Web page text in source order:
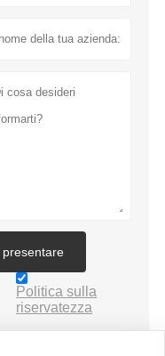
presentare
Politica sulla
riservatezza